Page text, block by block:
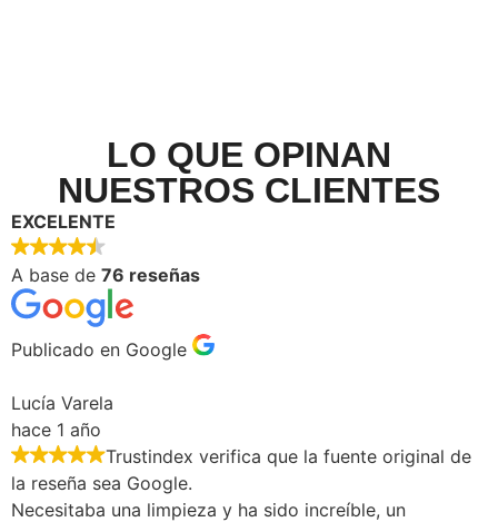
LO QUE OPINAN
NUESTROS CLIENTES
EXCELENTE
A base de 76 reseñas
Publicado en Google
Lucía Varela
hace 1 año
Trustindex verifica que la fuente original de
la reseña sea Google.
Necesitaba una limpieza y ha sido increíble, un